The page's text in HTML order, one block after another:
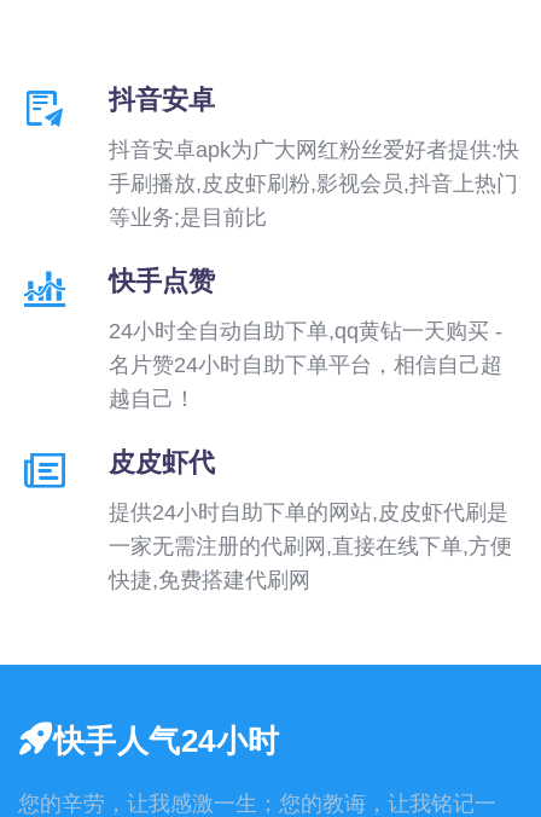
抖音安卓
抖音安卓apk为广大网红粉丝爱好者提供:快
手刷播放,皮皮虾刷粉,影视会员,抖音上热门
等业务;是目前比
快手点赞
24小时全自动自助下单,qq黄钻一天购买 -
名片赞24小时自助下单平台，相信自己超
越自己！
皮皮虾代
提供24小时自助下单的网站,皮皮虾代刷是
一家无需注册的代刷网,直接在线下单,方便
快捷,免费搭建代刷网
快手人气24小时
您的辛劳，让我感激一生；您的教诲，让我铭记一